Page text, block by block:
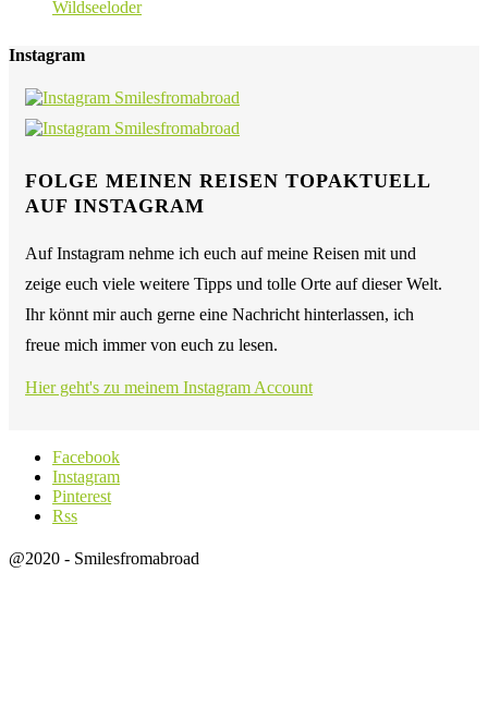
Wildseeloder
Instagram
FOLGE MEINEN REISEN TOPAKTUELL
AUF INSTAGRAM
Auf Instagram nehme ich euch auf meine Reisen mit und
zeige euch viele weitere Tipps und tolle Orte auf dieser Welt.
Ihr könnt mir auch gerne eine Nachricht hinterlassen, ich
freue mich immer von euch zu lesen.
Hier geht's zu meinem Instagram Account
Facebook
Instagram
Pinterest
Rss
@2020 - Smilesfromabroad